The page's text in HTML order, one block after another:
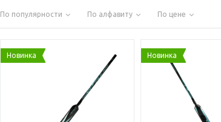
По популярности По алфавиту По цене
Новинка Новинка